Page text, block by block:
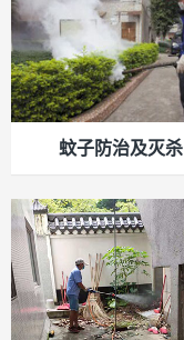
蚊子防治及灭杀